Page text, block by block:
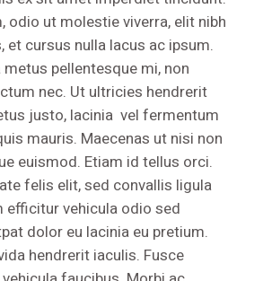
odio ut molestie viverra, elit nibh
et cursus nulla lacus ac ipsum.
pellentesque mi, non
nec. Ut ultricies hendrerit
justo, lacinia vel fermentum
mauris. Maecenas ut nisi non
euismod. Etiam id tellus orci.
felis elit, sed convallis ligula
efficitur vehicula odio sed
dolor eu lacinia eu pretium.
hendrerit iaculis. Fusce